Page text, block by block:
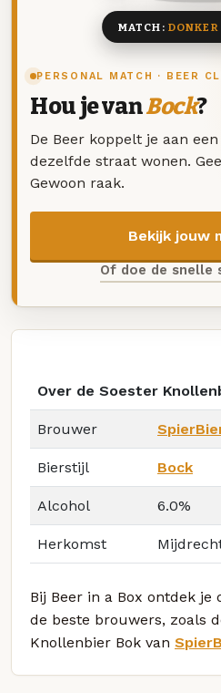
PERSONAL MATCH · BEER
Hou je vanBock?
De Beer koppelt je aan
dezelfde straat wonen.
Gewoon raak.
Bekijk jouw
Of doe de snelle
MATCH:
Over de Soester
Brouwer
Bierstijl Bock
Alcohol 6.0%
Herkomst
Bij Beer in a Box ontdek je
de beste brouwers, zoals
Knollenbier Bok van